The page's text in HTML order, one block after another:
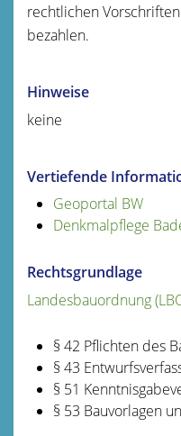
rechtlichen
bezahlen.
Hinweise
keine
Vertiefende
Geoportal BW
Denkmalpflege
Rechtsgrundlage
Landesbauordnung
§ 42 Pflichten des
§ 43
§ 51
§ 53 Bauvorlagen